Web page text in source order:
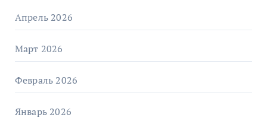
Апрель 2026
Март 2026
Февраль 2026
Январь 2026